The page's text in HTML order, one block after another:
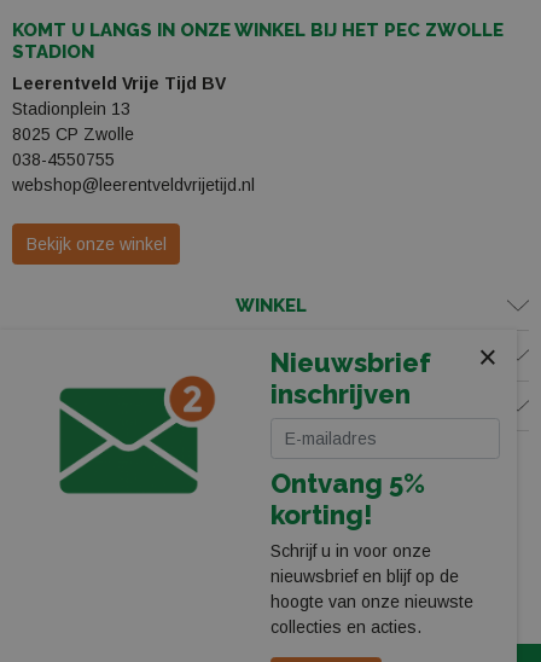
KOMT U LANGS IN ONZE WINKEL BIJ HET PEC ZWOLLE
STADION
Leerentveld Vrije Tijd BV
Stadionplein 13
8025 CP Zwolle
038-4550755
webshop@leerentveldvrijetijd.nl
Bekijk onze winkel
WINKEL
KLANTENSERVICE
VOLG ONS
×
Nieuwsbrief
inschrijven
Ontvang 5%
korting!
Schrijf u in voor onze
nieuwsbrief en blijf op de
hoogte van onze nieuwste
collecties en acties.